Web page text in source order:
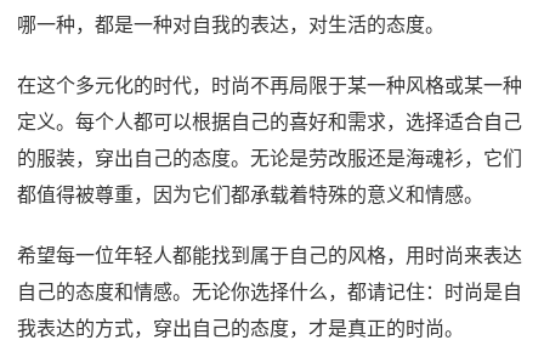
哪一种，都是一种对自我的表达，对生活的态度。
在这个多元化的时代，时尚不再局限于某一种风格或某一种
定义。每个人都可以根据自己的喜好和需求，选择适合自己
的服装，穿出自己的态度。无论是劳改服还是海魂衫，它们
都值得被尊重，因为它们都承载着特殊的意义和情感。
希望每一位年轻人都能找到属于自己的风格，用时尚来表达
自己的态度和情感。无论你选择什么，都请记住：时尚是自
我表达的方式，穿出自己的态度，才是真正的时尚。